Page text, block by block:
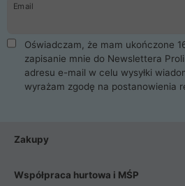
Email
Oświadczam, że mam ukończone
zapisanie mnie do Newslettera
adresu e-mail w celu wysyłki
wyrażam zgodę na postanowienia
Zakupy
Współpraca hurtowa i MŚP